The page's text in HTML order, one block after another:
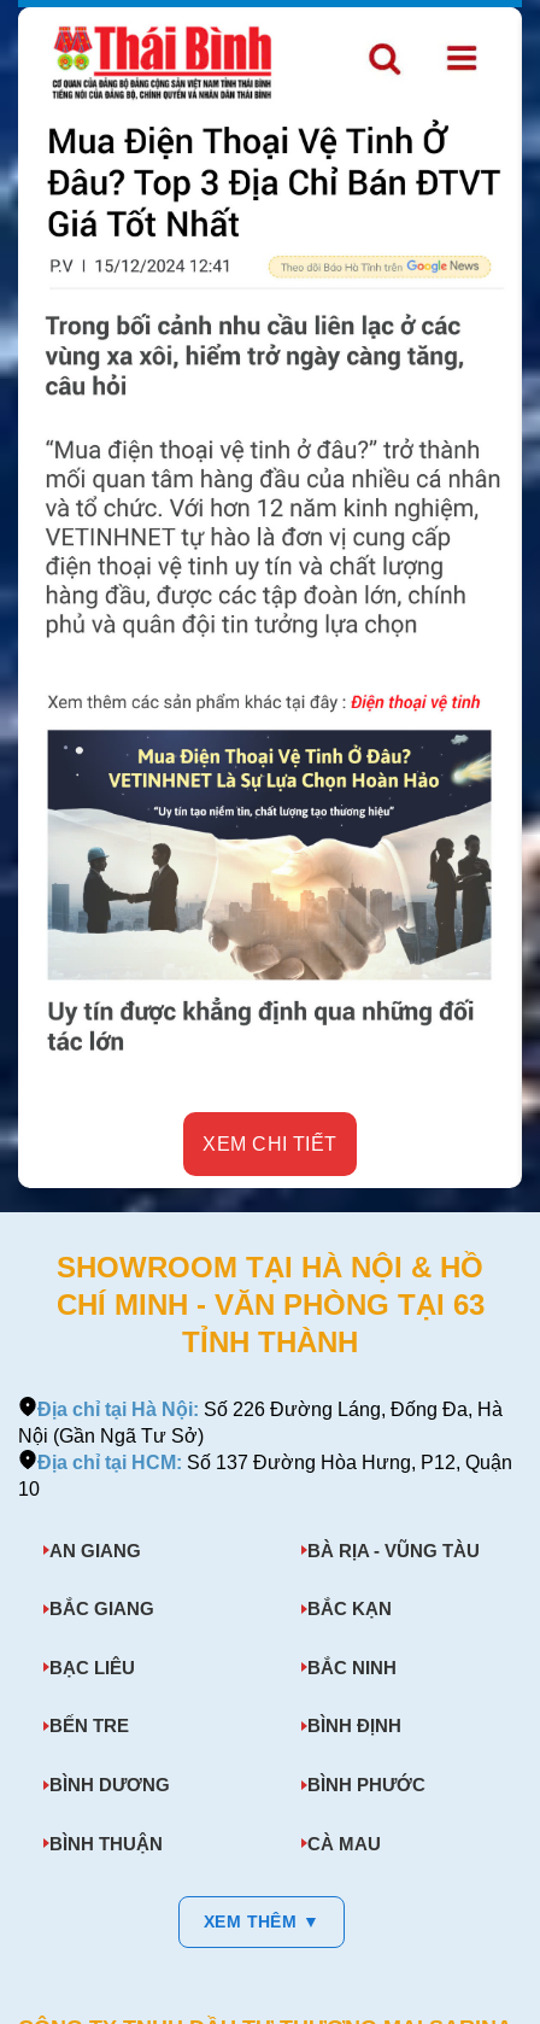
XEM CHI TIẾT
SHOWROOM TẠI HÀ NỘI & HỒ
CHÍ MINH - VĂN PHÒNG TẠI 63
TỈNH THÀNH
Địa chỉ tại Hà Nội: Số 226 Đường Láng, Đống Đa, Hà
Nội (Gần Ngã Tư Sở)
Địa chỉ tại HCM: Số 137 Đường Hòa Hưng, P12, Quận
10
AN GIANG BÀ RỊA - VŨNG TÀU
BẮC GIANG BẮC KẠN
BẠC LIÊU BẮC NINH
BẾN TRE BÌNH ĐỊNH
BÌNH DƯƠNG BÌNH PHƯỚC
BÌNH THUẬN CÀ MAU
XEM THÊM ▼